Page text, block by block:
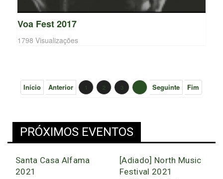
Voa Fest 2017
1798 Visualizações
Início Anterior 1 2 3 Seguinte Fim
PRÓXIMOS EVENTOS
Santa Casa Alfama
2021
[Adiado] North Music
Festival 2021